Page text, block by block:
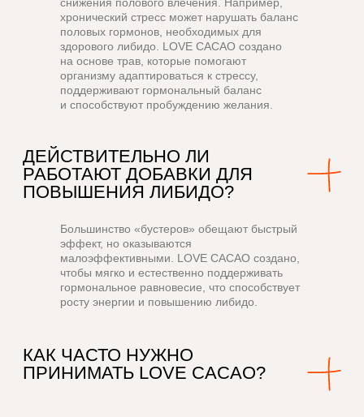
хронический стресс может нарушать баланс
половых гормонов, необходимых для
здорового либидо. LOVE CACAO создано
на основе трав, которые помогают
организму адаптироваться к стрессу,
поддерживают гормональный баланс
и способствуют пробуждению желания.
Большинство «бустеров» обещают быстрый
эффект, но оказываются
малоэффективными. LOVE CACAO создано,
чтобы мягко и естественно поддерживать
гормональное равновесие, что способствует
росту энергии и повышению либидо.
Хронический стресс заставляет
надпочечники вырабатывать избыток
кортизола, нарушая баланс половых
как шатавари, мумие, эпимедиум и шизандра
помогают организму справляться
со стрессом, поддерживают гормональное
равновесие и пробуждают сексуальное
желание
LOVE CACAO ДЛЯ
ТВОРЧЕСКОЙ